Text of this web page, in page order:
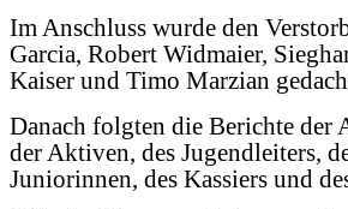
Im Anschluss wurde den
Garcia, Robert Widmaier,
Kaiser und Timo Marzian
Danach folgten die Berichte der
der Aktiven, des Jugendleiters,
Juniorinnen, des Kassiers und